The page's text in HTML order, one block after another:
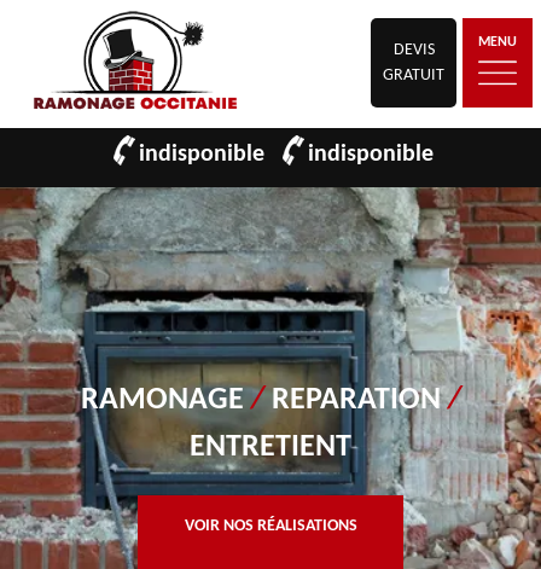
DEVIS
GRATUIT
MENU
indisponible indisponible
RAMONAGE/ REPARATION/
ENTRETIENT
VOIR NOS RÉALISATIONS